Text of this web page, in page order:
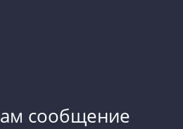
сообщение